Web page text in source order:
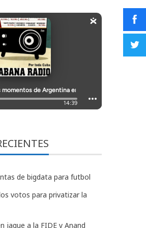
de bigdata para futbol
votos para privatizar la
jaque a la FIDE y Anand